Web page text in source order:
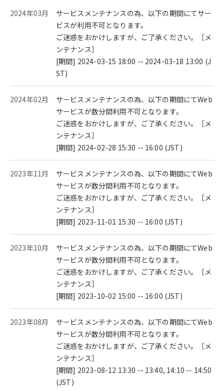
2024年03月
サービスメンテナンスの為、以下の期間にてサー
ビスが利用不可となります。
ご迷惑をおかけしますが、ご了承ください。［メ
ンテナンス］
[期間] 2024-03-15 18:00 -- 2024-03-18 13:00 (J
ST)
2024年02月
サービスメンテナンスの為、以下の期間にてWeb
サービスが数分間利用不可となります。
ご迷惑をおかけしますが、ご了承ください。［メ
ンテナンス］
[期間] 2024-02-28 15:30 -- 16:00 (JST)
2023年11月
サービスメンテナンスの為、以下の期間にてWeb
サービスが数分間利用不可となります。
ご迷惑をおかけしますが、ご了承ください。［メ
ンテナンス］
[期間] 2023-11-01 15:30 -- 16:00 (JST)
2023年10月
サービスメンテナンスの為、以下の期間にてWeb
サービスが数分間利用不可となります。
ご迷惑をおかけしますが、ご了承ください。［メ
ンテナンス］
[期間] 2023-10-02 15:00 -- 16:00 (JST)
2023年08月
サービスメンテナンスの為、以下の期間にてWeb
サービスが数分間利用不可となります。
ご迷惑をおかけしますが、ご了承ください。［メ
ンテナンス］
[期間] 2023-08-12 13:30 -- 13:40, 14:10 -- 14:50
(JST)